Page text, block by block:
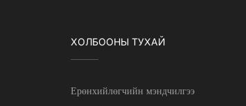
ХОЛБООНЫ ТУХАЙ
Ерөнхийлөгчийн мэндчилгээ